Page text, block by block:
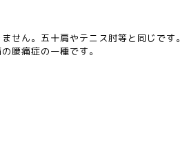
せん。五十肩やテニス肘等と同じです。
腰痛症の一種です。